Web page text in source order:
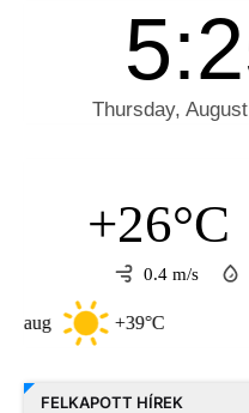
+26°C
0.4 m/s
+39°C
FELKAPOTT HÍREK